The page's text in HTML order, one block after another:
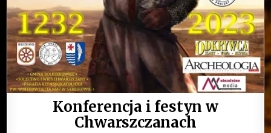
Konferencja i festyn w
Chwarszczanach